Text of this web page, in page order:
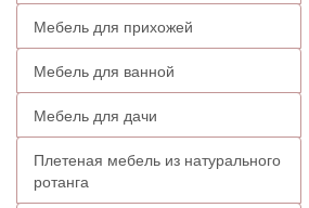
Мебель для прихожей
Мебель для ванной
Мебель для дачи
Плетеная мебель из натурального
ротанга